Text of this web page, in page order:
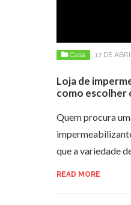
Casa 17 DE
Loja de
como
Quem procura
que a variedade
READ MORE